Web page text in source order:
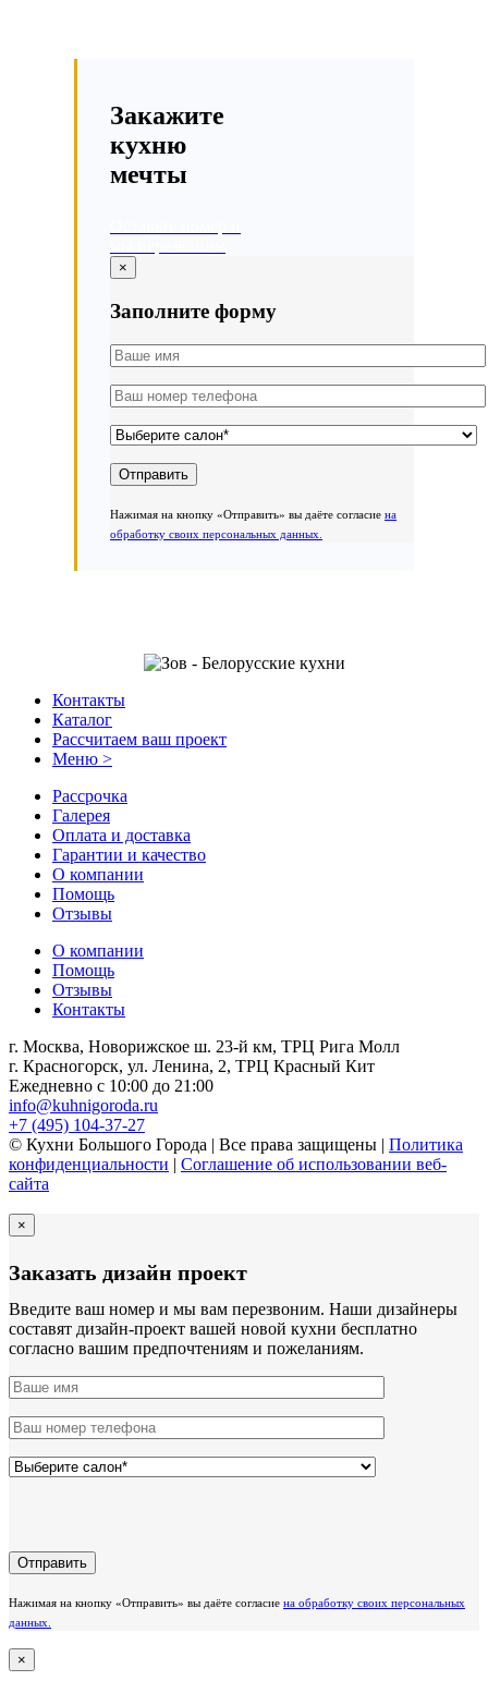
Закажите
кухню
мечты
×
Заполните форму
Нажимая на кнопку «Отправить» вы даёте согласие на
обработку своих персональных данных.
Контакты
Каталог
Рассчитаем ваш проект
Меню >
Рассрочка
Галерея
Оплата и доставка
Гарантии и качество
О компании
Помощь
Отзывы
О компании
Помощь
Отзывы
Контакты
г. Москва, Новорижское ш. 23-й км, ТРЦ Рига Молл
г. Красногорск, ул. Ленина, 2, ТРЦ Красный Кит
Ежедневно с 10:00 до 21:00
info@kuhnigoroda.ru
+7 (495) 104-37-27
© Кухни Большого Города | Все права защищены | Политика
конфиденциальности | Соглашение об использовании веб-
сайта
×
Заказать дизайн проект
Введите ваш номер и мы вам перезвоним. Наши дизайнеры
составят дизайн-проект вашей новой кухни бесплатно
согласно вашим предпочтениям и пожеланиям.
Нажимая на кнопку «Отправить» вы даёте согласие на обработку своих персональных
данных.
×